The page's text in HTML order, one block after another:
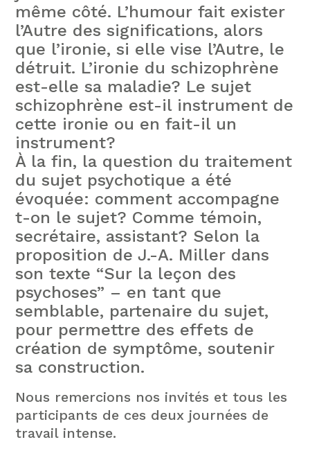
même côté. L’humour fait exister
l’Autre des significations, alors
que l’ironie, si elle vise l’Autre, le
détruit. L’ironie du schizophrène
est-elle sa maladie? Le sujet
schizophrène est-il instrument de
cette ironie ou en fait-il un
instrument?
À la fin, la question du traitement
du sujet psychotique a été
évoquée: comment accompagne
t-on le sujet? Comme témoin,
secrétaire, assistant? Selon la
proposition de J.-A. Miller dans
son texte “Sur la leçon des
psychoses” – en tant que
semblable, partenaire du sujet,
pour permettre des effets de
création de symptôme, soutenir
sa construction.
Nous remercions nos invités et tous les
participants de ces deux journées de
travail intense.